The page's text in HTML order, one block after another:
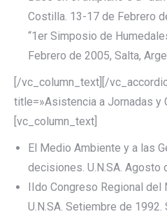
Costilla. 13-17 de Febrero
“1er Simposio de
Febrero de 2005, Salta,
[/vc_column_text][/
title=»Asistencia a Jornadas y
[vc_column_text]
El Medio Ambiente y a las
decisiones. U.N.SA. Agosto
IIdo Congreso Regional del
U.N.SA. Setiembre de 1992.